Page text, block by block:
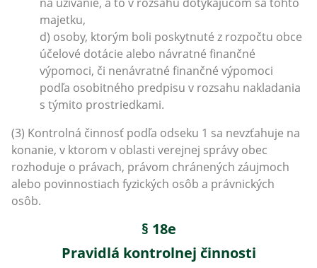
majetku,
d) osoby, ktorým boli poskytnuté z rozpočtu obce
účelové dotácie alebo návratné finančné
výpomoci, či nenávratné finančné výpomoci
podľa osobitného predpisu v rozsahu nakladania
s týmito prostriedkami.
(3) Kontrolná činnosť podľa odseku 1 sa nevzťahuje na
konanie, v ktorom v oblasti verejnej správy obec
rozhoduje o právach, právom chránených záujmoch
alebo povinnostiach fyzických osôb a právnických
osôb.
§ 18e
Pravidlá kontrolnej činnosti